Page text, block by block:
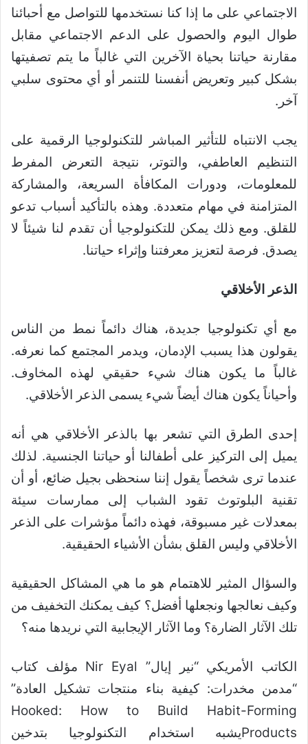
الاجتماعي على ما إذا كنا نستخدمها للتواصل مع أحبائنا
طوال اليوم والحصول على الدعم الاجتماعي مقابل
مقارنة حياتنا بحياة الآخرين التي غالباً ما يتم تصفيتها
بشكل كبير وتعريض أنفسنا للتنمر أو أي محتوى سلبي
آخر.
يجب الانتباه للتأثير المباشر للتكنولوجيا الرقمية على
التنظيم العاطفي، والتوتر، نتيجة التعرض المفرط
للمعلومات، ودورات المكافأة السريعة، والمشاركة
المتزامنة في مهام متعددة. وهذه بالتأكيد أسباب تدعو
للقلق. ومع ذلك يمكن للتكنولوجيا أن تقدم لنا شيئاً لا
يصدق. فرصة لتعزيز معرفتنا وإثراء حياتنا.
الذعر الأخلاقي
مع أي تكنولوجيا جديدة، هناك دائماً نمط من الناس
يقولون هذا يسبب الإدمان، ويدمر المجتمع كما نعرفه.
غالباً ما يكون هناك شيء حقيقي لهذه المخاوف.
وأحياناً يكون هناك أيضاً شيء يسمى الذعر الأخلاقي.
إحدى الطرق التي تشعر بها بالذعر الأخلاقي هي أنه
يميل إلى التركيز على أطفالنا أو حياتنا الجنسية. لذلك
عندما ترى شخصاً يقول إننا سنحظى بجيل ضائع، أو أن
تقنية البلوتوث تقود الشباب إلى ممارسات سيئة
بمعدلات غير مسبوقة، فهذه دائماً مؤشرات على الذعر
الأخلاقي وليس القلق بشأن الأشياء الحقيقية.
والسؤال المثير للاهتمام هو ما هي المشاكل الحقيقية
وكيف نعالجها ونجعلها أفضل؟ كيف يمكنك التخفيف من
تلك الآثار الضارة؟ وما الآثار الإيجابية التي نريدها منه؟
الكاتب الأمريكي “نير إيال” Nir Eyal مؤلف كتاب
“مدمن مخدرات: كيفية بناء منتجات تشكيل العادة”
Hooked: How to Build Habit-Forming
Productsيشبه استخدام التكنولوجيا بتدخين